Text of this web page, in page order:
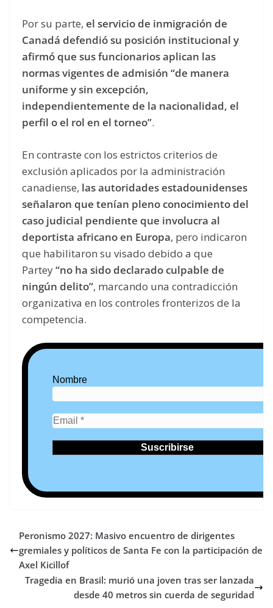
Por su parte, el servicio de inmigración de
Canadá defendió su posición institucional y
afirmó que sus funcionarios aplican las
normas vigentes de admisión “de manera
uniforme y sin excepción,
independientemente de la nacionalidad, el
perfil o el rol en el torneo”.
En contraste con los estrictos criterios de
exclusión aplicados por la administración
canadiense, las autoridades estadounidenses
señalaron que tenían pleno conocimiento del
caso judicial pendiente que involucra al
deportista africano en Europa, pero indicaron
que habilitaron su visado debido a que
Partey“no ha sido declarado culpable de
ningún delito”, marcando una contradicción
organizativa en los controles fronterizos de la
competencia.
Nombre
Peronismo 2027: Masivo encuentro de dirigentes
gremiales y políticos de Santa Fe con la participación de
Axel Kicillof
Tragedia en Brasil: murió una joven tras ser lanzada
desde 40 metros sin cuerda de seguridad